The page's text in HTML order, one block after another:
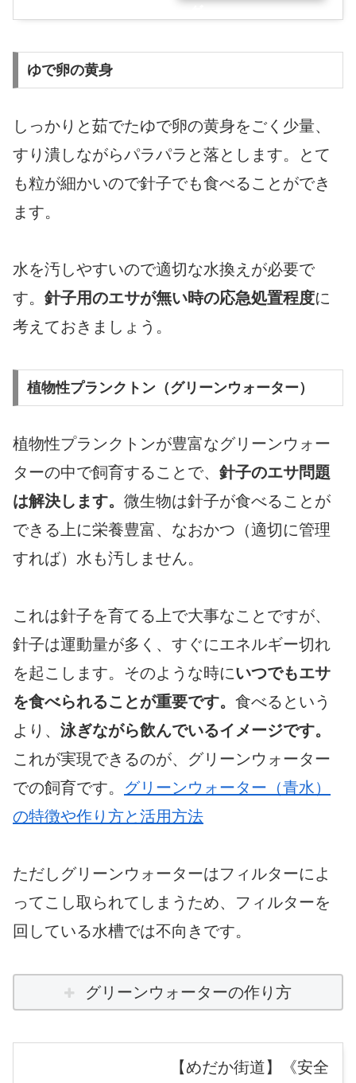
ゆで卵の黄身
しっかりと茹でたゆで卵の黄身をごく少量、
すり潰しながらパラパラと落とします。とて
も粒が細かいので針子でも食べることができ
ます。
水を汚しやすいので適切な水換えが必要で
す。 針子用のエサが無い時の応急処置程度に
考えておきましょう。
植物性プランクトン（グリーンウォーター）
植物性プランクトンが豊富なグリーンウォー
ターの中で飼育することで、 針子のエサ問題
は解決します。 微生物は針子が食べることが
できる上に栄養豊富、なおかつ（適切に管理
すれば）水も汚しません。
これは針子を育てる上で大事なことですが、
針子は運動量が多く、すぐにエネルギー切れ
を起こします。そのような時にいつでもエサ
を食べられることが重要です。 食べるという
より、 泳ぎながら飲んでいるイメージです。
これが実現できるのが、グリーンウォーター
での飼育です。 グリーンウォーター（青水）
の特徴や作り方と活用方法
ただしグリーンウォーターはフィルターによ
ってこし取られてしまうため、フィルターを
回している水槽では不向きです。
グリーンウォーターの作り方
【めだか街道】《安全